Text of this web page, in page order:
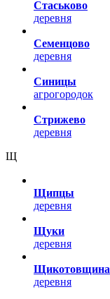
Стаськово
деревня
Семенцово
деревня
Синицы
агрогородок
Стрижево
деревня
Щ
Щипцы
деревня
Щуки
деревня
Щикотовщина
деревня